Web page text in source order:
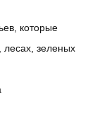
которые
лесах, зеленых